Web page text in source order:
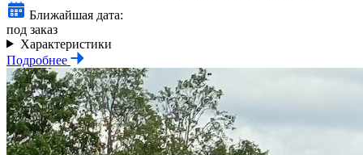
Ближайшая дата:
под заказ
Характеристики
Подробнее